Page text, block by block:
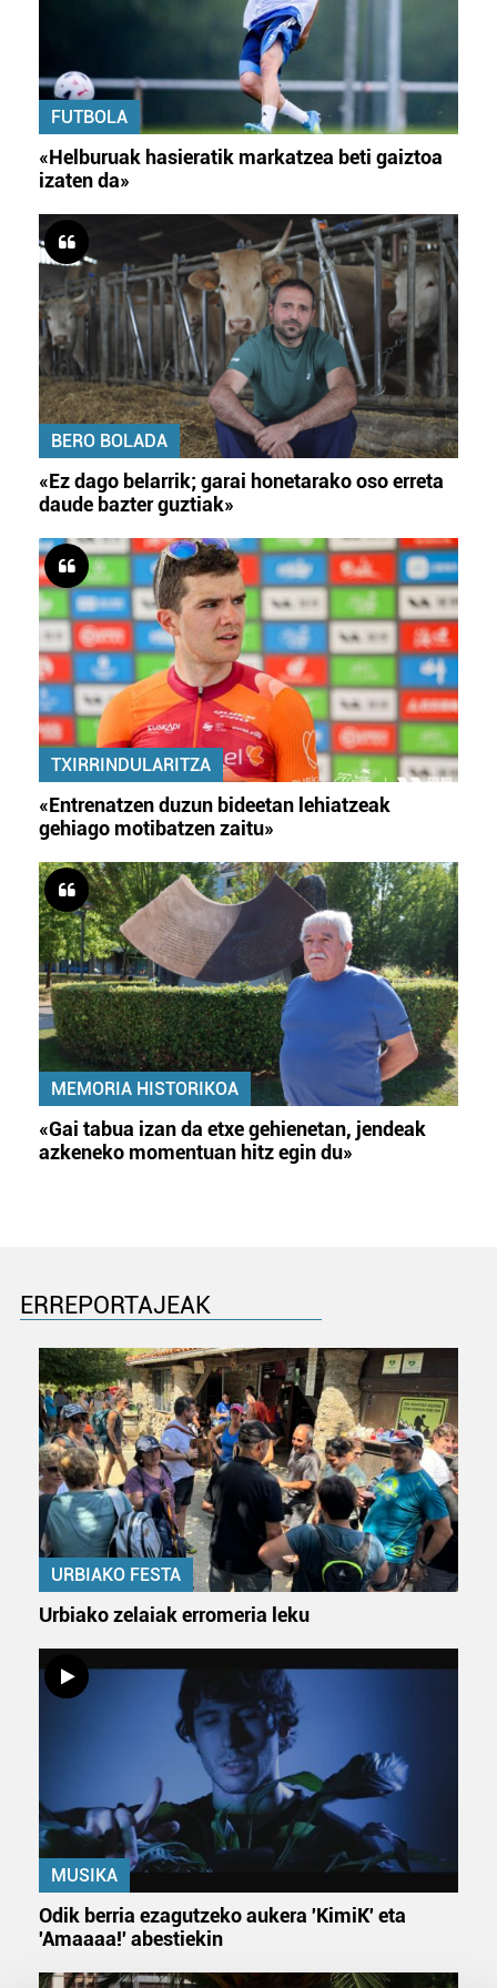
FUTBOLA
«Helburuak hasieratik markatzea beti gaiztoa
izaten da»
BERO BOLADA
«Ez dago belarrik; garai honetarako oso erreta
daude bazter guztiak»
TXIRRINDULARITZA
«Entrenatzen duzun bideetan lehiatzeak
gehiago motibatzen zaitu»
MEMORIA HISTORIKOA
«Gai tabua izan da etxe gehienetan, jendeak
azkeneko momentuan hitz egin du»
ERREPORTAJEAK
URBIAKO FESTA
Urbiako zelaiak erromeria leku
MUSIKA
Odik berria ezagutzeko aukera 'KimiK' eta
'Amaaaa!' abestiekin